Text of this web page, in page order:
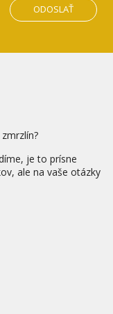
ODOSLAŤ
je to prísne
ale na vaše otázky